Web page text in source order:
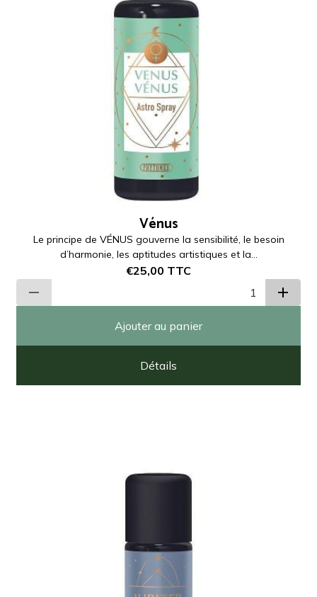
Vénus
Le principe de VÉNUS gouverne la sensibilité, le besoin
d’harmonie, les aptitudes artistiques et la...
€25,00 TTC
Ajouter au panier
Détails